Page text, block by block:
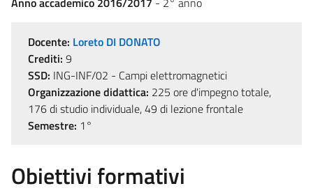
Docente: Loreto DI DONATO
Crediti: 9
SSD: ING-INF/02 - Campi elettromagnetici
Organizzazione didattica: 225 ore d'impegno totale,
176 di studio individuale, 49 di lezione frontale
Semestre: 1°
Obiettivi formativi